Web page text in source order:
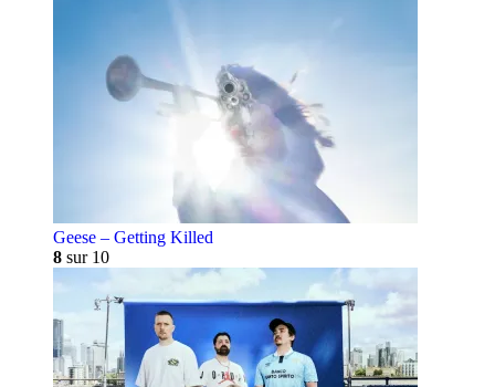
Geese – Getting Killed
8 sur 10